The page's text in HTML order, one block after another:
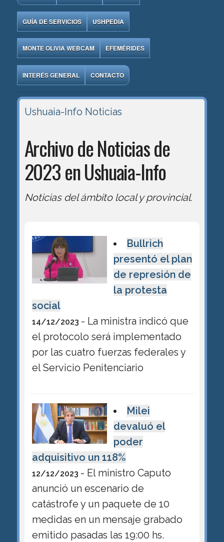
GUÍA DE SERVICIOS USHPEDIA
MONTE OLIVIA WEBCAM EFEMÉRIDES
INTERÉS GENERAL CONTACTO
Ushuaia-Info Noticias
Archivo de Noticias de
2023 en Ushuaia-Info
Noticias del ámbito local y provincial.
Bullrich
presentó el plan
de represión de
la protesta
social
14/12/2023 - La ministra indicó que
el protocolo será implementado
por las cuatro fuerzas federales y
el Servicio Penitenciario
Milei
devaluó el
poder
adquisitivo un 118%
12/12/2023 - El ministro Caputo
anunció un escenario de
catástrofe y un paquete de 10
medidas en un mensaje grabado
emitido pasadas las 19:00 hs.